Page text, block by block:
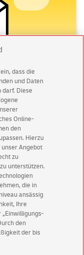
Angebote und
5 € Gutschein
5 € Gutschein
Post AG
dass die
und Daten
darf. Diese
Online-
den
Hierzu
Angebot
zu
unterstützen.
die in
ansässig
Ihre
den
der bis